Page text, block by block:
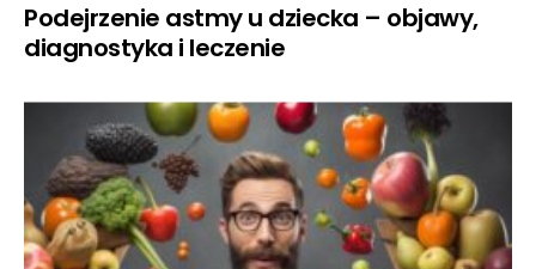
Podejrzenie astmy u dziecka – objawy,
diagnostyka i leczenie